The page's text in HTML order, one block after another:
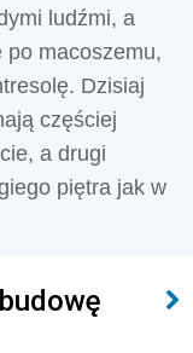
ludźmi, a
po macoszemu,
Dzisiaj
częściej
a drugi
piętra jak w